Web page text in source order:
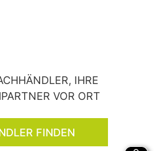
IHRE
VOR ORT
FINDEN